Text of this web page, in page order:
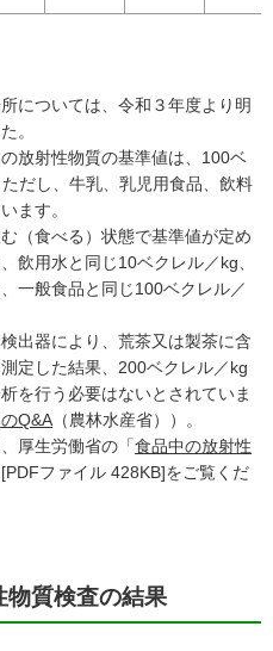
については、令和３年度より明
。
放射性物質の基準値は、100ベ
だし、牛乳、乳児用食品、飲料
ます。
（食べる）状態で基準値が定め
飲用水と同じ10ベクレル／kg、
一般食品と同じ100ベクレル／
出器により、荒茶又は製茶に含
定した結果、200ベクレル／kg
を行う必要はないとされていま
Q&A （農林水産省））。
厚生労働省の「食品中の放射性
[PDFファイル 428KB]をご覧くだ
物質検査の結果